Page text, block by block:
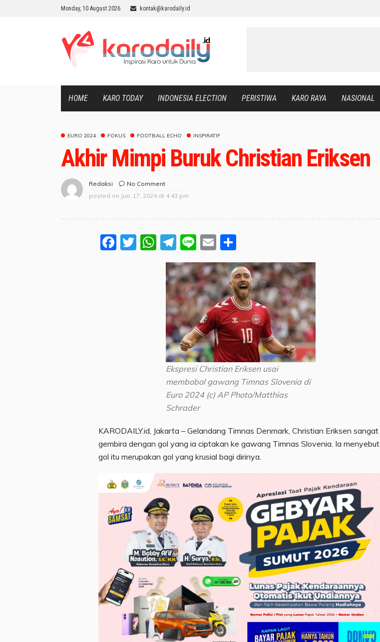
Monday, 10 August 2026 kontak@karodaily.id
HOME KARO TODAY INDONESIA ELECTION PERISTIWA KARO RAYA NASIONAL
EURO 2024 FOKUS FOOTBALL ECHO INSPIRATIF
Akhir Mimpi Buruk Christian Eriksen
Redaksi
No Comment
posted on Jun. 17, 2024 at 4:43 pm
Facebook
Twitter
WhatsApp
Telegram
LineEmail
Ekspresi Christian Eriksen usai
membobol gawang Timnas Slovenia di
Euro 2024 (c) AP Photo/Matthias
Schrader
KARODAILY.id, Jakarta – Gelandang Timnas Denmark, Christian Eriksen sangat
gembira dengan gol yang ia ciptakan ke gawang Timnas Slovenia. Ia menyebut
gol itu merupakan gol yang krusial bagi dirinya.